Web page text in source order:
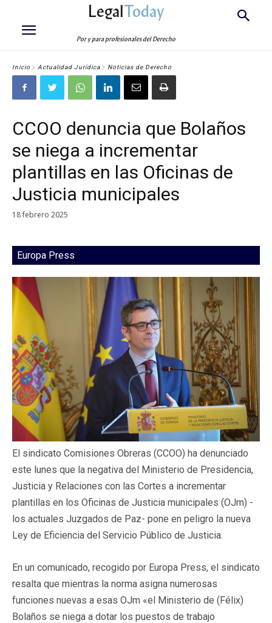
LegalToday
Por y para profesionales del Derecho
Inicio Actualidad Jurídica Noticias de Derecho
CCOO denuncia que Bolaños
se niega a incrementar
plantillas en las Oficinas de
Justicia municipales
18 febrero 2025
Europa Press
El sindicato Comisiones Obreras (CCOO) ha denunciado
este lunes que la negativa del Ministerio de Presidencia,
Justicia y Relaciones con las Cortes a incrementar
plantillas en los Oficinas de Justicia municipales (OJm) -
los actuales Juzgados de Paz- pone en peligro la nueva
Ley de Eficiencia del Servicio Público de Justicia.
En un comunicado, recogido por Europa Press, el sindicato
resalta que mientras la norma asigna numerosas
funciones nuevas a esas OJm «el Ministerio de (Félix)
Bolaños se niega a dotar los puestos de trabajo